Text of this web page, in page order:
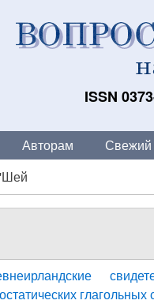
ISSN
Авторам
глагольных